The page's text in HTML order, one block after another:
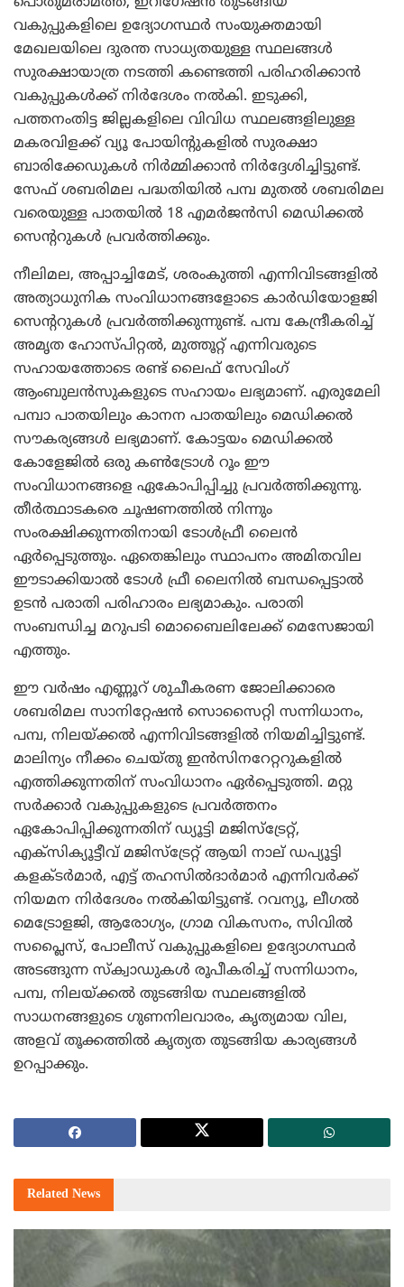
വകുപ്പുകളിലെ ഉദ്യോഗസ്ഥര്‍ സംയുക്തമായി
മേഖലയിലെ ദുരന്ത സാധ്യതയുള്ള സ്ഥലങ്ങള്‍
സുരക്ഷായാത്ര നടത്തി കണ്ടെത്തി പരിഹരിക്കാന്‍
വകുപ്പുകള്‍ക്ക് നിര്‍ദേശം നല്‍കി. ഇടുക്കി,
പത്തനംതിട്ട ജില്ലകളിലെ വിവിധ സ്ഥലങ്ങളിലുള്ള
മകരവിളക്ക് വ്യൂ പോയിന്റുകളില്‍ സുരക്ഷാ
ബാരിക്കേഡുകള്‍ നിര്‍മ്മിക്കാന്‍ നിര്‍ദ്ദേശിച്ചിട്ടുണ്ട്.
സേഫ് ശബരിമല പദ്ധതിയില്‍ പമ്പ മുതല്‍ ശബരിമല
വരെയുള്ള പാതയില്‍ 18 എമര്‍ജന്‍സി മെഡിക്കല്‍
സെന്ററുകള്‍ പ്രവര്‍ത്തിക്കും.
നീലിമല, അപ്പാച്ചിമേട്, ശരംകുത്തി എന്നിവിടങ്ങളില്‍
അത്യാധുനിക സംവിധാനങ്ങളോടെ കാര്‍ഡിയോളജി
സെന്ററുകള്‍ പ്രവര്‍ത്തിക്കുന്നുണ്ട്. പമ്പ കേന്ദ്രീകരിച്ച്
അമൃത ഹോസ്പിറ്റല്‍, മുത്തൂറ്റ് എന്നിവരുടെ
സഹായത്തോടെ രണ്ട് ലൈഫ് സേവിംഗ്
ആംബുലന്‍സുകളുടെ സഹായം ലഭ്യമാണ്. എരുമേലി
പമ്പാ പാതയിലും കാനന പാതയിലും മെഡിക്കല്‍
സൗകര്യങ്ങള്‍ ലഭ്യമാണ്. കോട്ടയം മെഡിക്കല്‍
കോളേജില്‍ ഒരു കണ്‍ട്രോള്‍ റൂം ഈ
സംവിധാനങ്ങളെ ഏകോപിപ്പിച്ചു പ്രവര്‍ത്തിക്കുന്നു.
തീര്‍ത്ഥാടകരെ ചൂഷണത്തില്‍ നിന്നും
സംരക്ഷിക്കുന്നതിനായി ടോള്‍ഫ്രീ ലൈന്‍
ഏര്‍പ്പെടുത്തും. ഏതെങ്കിലും സ്ഥാപനം അമിതവില
ഈടാക്കിയാല്‍ ടോള്‍ ഫ്രീ ലൈനില്‍ ബന്ധപ്പെട്ടാല്‍
ഉടന്‍ പരാതി പരിഹാരം ലഭ്യമാകും. പരാതി
സംബന്ധിച്ച മറുപടി മൊബൈലിലേക്ക് മെസേജായി
എത്തും.
ഈ വര്‍ഷം എണ്ണൂറ് ശുചീകരണ ജോലിക്കാരെ
ശബരിമല സാനിറ്റേഷന്‍ സൊസൈറ്റി സന്നിധാനം,
പമ്പ, നിലയ്ക്കല്‍ എന്നിവിടങ്ങളില്‍ നിയമിച്ചിട്ടുണ്ട്.
മാലിന്യം നീക്കം ചെയ്തു ഇന്‍സിനറേറ്ററുകളില്‍
എത്തിക്കുന്നതിന് സംവിധാനം ഏര്‍പ്പെടുത്തി. മറ്റു
സര്‍ക്കാര്‍ വകുപ്പുകളുടെ പ്രവര്‍ത്തനം
ഏകോപിപ്പിക്കുന്നതിന് ഡ്യൂട്ടി മജിസ്‌ട്രേറ്റ്,
എക്‌സിക്യൂട്ടീവ് മജിസ്‌ട്രേറ്റ് ആയി നാല് ഡപ്യൂട്ടി
കളക്ടര്‍മാര്‍, എട്ട് തഹസില്‍ദാര്‍മാര്‍ എന്നിവര്‍ക്ക്
നിയമന നിര്‍ദേശം നല്‍കിയിട്ടുണ്ട്. റവന്യൂ, ലീഗല്‍
മെട്രോളജി, ആരോഗ്യം, ഗ്രാമ വികസനം, സിവില്‍
സപ്ലൈസ്, പോലീസ് വകുപ്പുകളിലെ ഉദ്യോഗസ്ഥര്‍
അടങ്ങുന്ന സ്‌ക്വാഡുകള്‍ രൂപീകരിച്ച് സന്നിധാനം,
പമ്പ, നിലയ്ക്കല്‍ തുടങ്ങിയ സ്ഥലങ്ങളില്‍
സാധനങ്ങളുടെ ഗുണനിലവാരം, കൃത്യമായ വില,
അളവ് തൂക്കത്തില്‍ കൃത്യത തുടങ്ങിയ കാര്യങ്ങള്‍
ഉറപ്പാക്കും.
Related News